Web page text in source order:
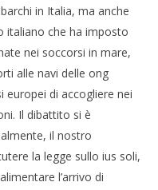
in Italia, ma anche
italiano che ha imposto
nei soccorsi in mare,
alle navi delle ong
europei di accogliere nei
Il dibattito si è
il nostro
la legge sullo ius soli,
l’arrivo di